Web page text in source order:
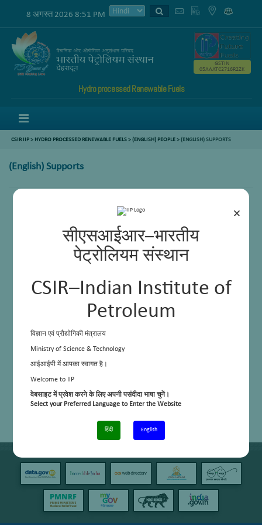
×
सीएसआईआर–भारतीय
पेट्रोलियम संस्थान
CSIR–Indian Institute of
Petroleum
विज्ञान एवं प्रौद्योगिकी मंत्रालय
Ministry of Science & Technology
आईआईपी में आपका स्वागत है।
Welcome to IIP
वेबसाइट में प्रवेश करने के लिए अपनी पसंदीदा भाषा चुनें।
Select your Preferred Language to Enter the Website
हिंदी English
8 अगस्त 2026 8:51 PM
Hydro processed Renewable Fuels
GSTIN
05AAATC2716R2ZK
CSIR IIP> HYDRO PROCESSED RENEWABLE FUELS>(ENGLISH) PEOPLE> (ENGLISH) SUPPORTS
(English) Supports